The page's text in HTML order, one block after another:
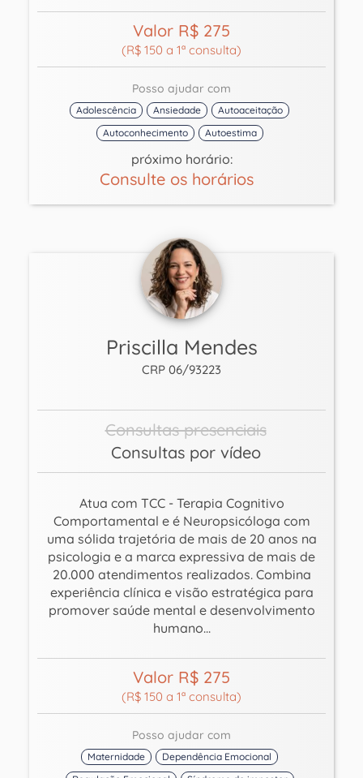
Valor R$ 275
(R$ 150 a 1ª consulta)
Posso ajudar com
Adolescência Ansiedade
Autoaceitação
Autoconhecimento
Autoestima
próximo horário:
Consulte os horários
Priscilla Mendes
CRP 06/93223
Consultas presenciais
Consultas por vídeo
Atua com TCC - Terapia Cognitivo
Comportamental e é Neuropsicóloga com
uma sólida trajetória de mais de 20 anos na
psicologia e a marca expressiva de mais de
20.000 atendimentos realizados. Combina
experiência clínica e visão estratégica para
promover saúde mental e desenvolvimento
humano...
Valor R$ 275
(R$ 150 a 1ª consulta)
Posso ajudar com
Maternidade
Dependência Emocional